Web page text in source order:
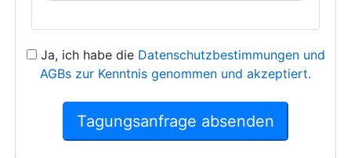
Ja, ich habe die Datenschutzbestimmungen und
AGBs zur Kenntnis genommen und akzeptiert.
Tagungsanfrage absenden